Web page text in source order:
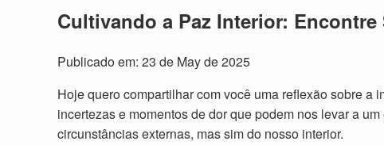
Cultivando a Paz Interior:
Publicado em: 23 de May de 2025
Hoje quero compartilhar com você uma reflexão sobre a
incertezas e momentos de dor que podem nos levar a
circunstâncias externas, mas sim do nosso interior.